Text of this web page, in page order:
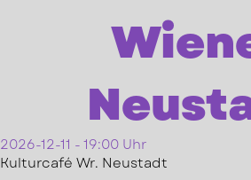
2026-12-11 - 19:00 Uhr
Kulturcafé Wr. Neustadt